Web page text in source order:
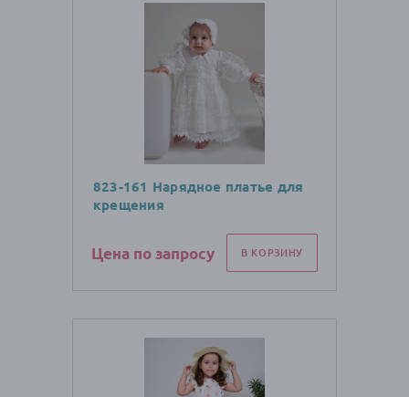
823-161 Нарядное платье для
крещения
Цена по запросу В КОРЗИНУ